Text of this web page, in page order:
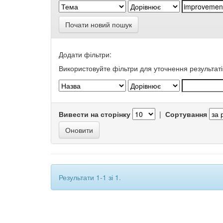
Почати новий пошук
Додати фільтри:
Використовуйте фільтри для уточнення
Вивести на сторінку | Сортування
Результати 1-1 зі 1.